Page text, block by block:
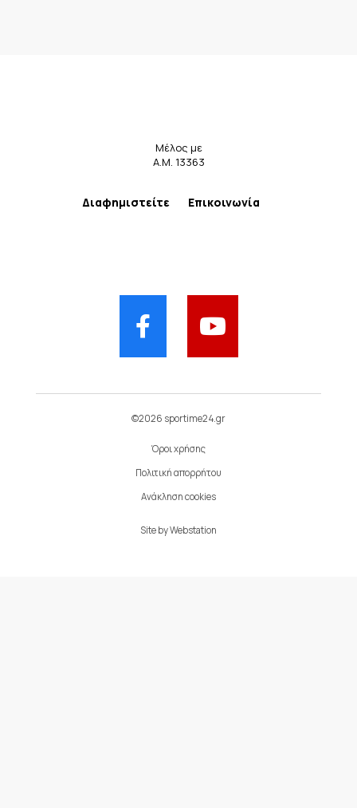
Μέλος με
Α.Μ. 13363
Διαφημιστείτε Επικοινωνία
©2026 sportime24.gr
Όροι χρήσης
Πολιτική απορρήτου
Ανάκληση cookies
Site byWebstation